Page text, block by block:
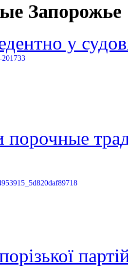
Запорожье
у
порочные